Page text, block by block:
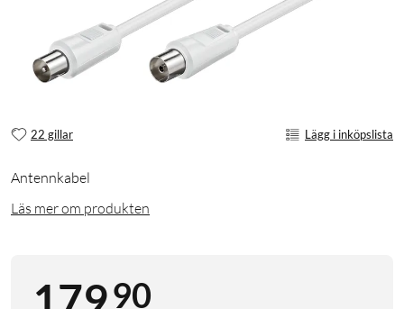
22 gillar Lägg i inköpslista
Antennkabel
Läs mer om produkten
90